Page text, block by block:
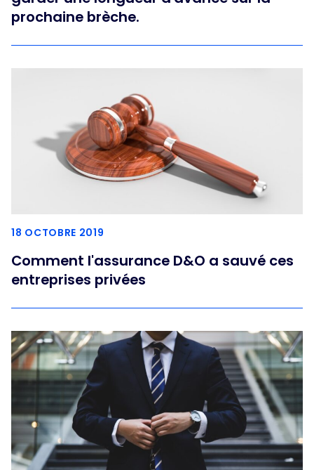
prochaine brèche.
18 OCTOBRE 2019
Comment l'assurance D&O a sauvé ces
entreprises privées